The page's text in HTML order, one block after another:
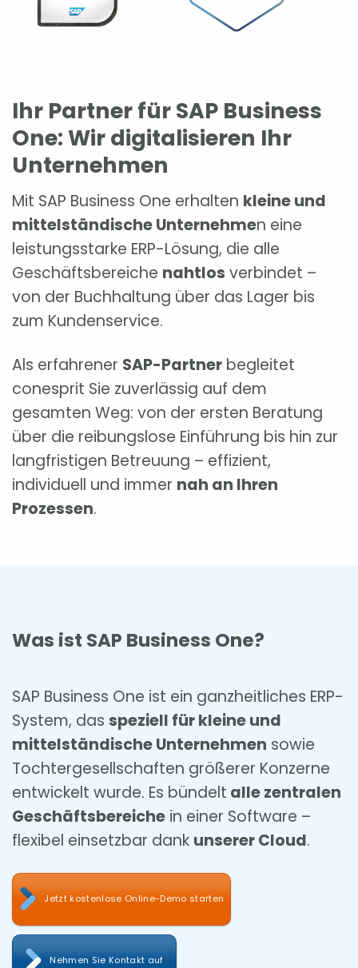
Ihr Partner für SAP Business
One: Wir digitalisieren Ihr
Unternehmen
Mit SAP Business One erhalten kleine und
mittelständische Unternehmen eine
leistungsstarke ERP-Lösung, die alle
Geschäftsbereiche nahtlos verbindet –
von der Buchhaltung über das Lager bis
zum Kundenservice.
Als erfahrener SAP-Partner begleitet
conesprit Sie zuverlässig auf dem
gesamten Weg: von der ersten Beratung
über die reibungslose Einführung bis hin zur
langfristigen Betreuung – effizient,
individuell und immer nah an Ihren
Prozessen.
Was ist SAP Business One?
SAP Business One ist ein ganzheitliches ERP-
System, das speziell für kleine und
mittelständische Unternehmen sowie
Tochtergesellschaften größerer Konzerne
entwickelt wurde. Es bündelt alle zentralen
Geschäftsbereiche in einer Software –
flexibel einsetzbar dank unserer Cloud.
Jetzt kostenlose Online-Demo starten
Nehmen Sie Kontakt auf